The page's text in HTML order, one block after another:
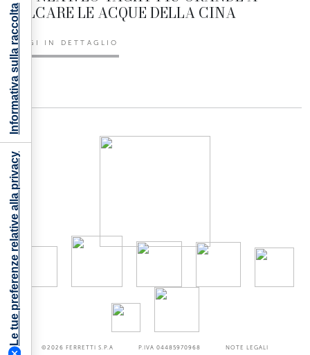
SOLCARE LE ACQUE DELLA CINA
LEGGI IN DETTAGLIO
©2026 FERRETTI S.P.A P.IVA 04485970968 NOTE LEGALI
Le tue preferenze relative alla privacy
Informativa sulla raccolta